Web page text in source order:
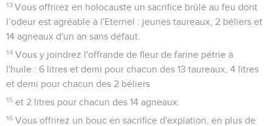
13 Vous offrirez en holocauste un sacrifice brûlé au feu dont
l’odeur est agréable à l'Eternel : jeunes taureaux, 2 béliers et
14 agneaux d'un an sans défaut.
14 Vous y joindrez l'offrande de fleur de farine pétrie à
l'huile : 6 litres et demi pour chacun des 13 taureaux, 4 litres
et demi pour chacun des 2 béliers
15 et 2 litres pour chacun des 14 agneaux.
16 Vous offrirez un bouc en sacrifice d'expiation, en plus de